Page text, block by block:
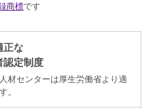
商標です
正な
認定制度
材センターは厚生労働省より適
。